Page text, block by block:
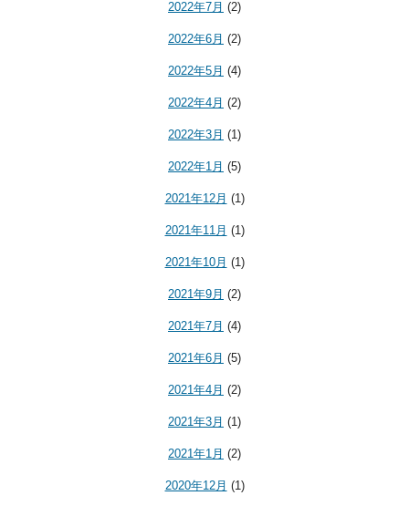
2022年7月 (2)
2022年6月 (2)
2022年5月 (4)
2022年4月 (2)
2022年3月 (1)
2022年1月 (5)
2021年12月 (1)
2021年11月 (1)
2021年10月 (1)
2021年9月 (2)
2021年7月 (4)
2021年6月 (5)
2021年4月 (2)
2021年3月 (1)
2021年1月 (2)
2020年12月 (1)